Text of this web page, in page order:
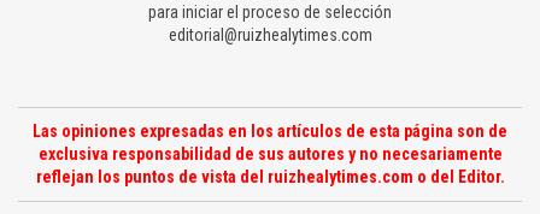
para iniciar el proceso de selección
editorial@ruizhealytimes.com
Las opiniones expresadas en los artículos de esta página son de
exclusiva responsabilidad de sus autores y no necesariamente
reflejan los puntos de vista del ruizhealytimes.com o del Editor.